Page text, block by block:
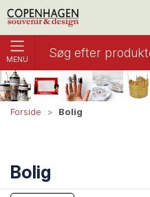
MENU
Forside Bolig
Bolig